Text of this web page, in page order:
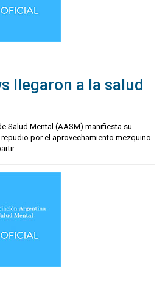
llegaron a la salud
Salud Mental (AASM) manifiesta su
por el aprovechamiento mezquino